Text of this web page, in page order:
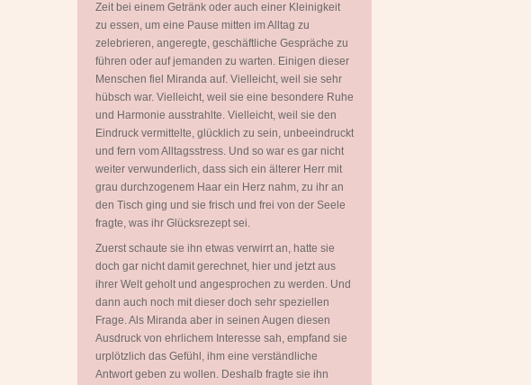
Zeit bei einem Getränk oder auch einer Kleinigkeit
zu essen, um eine Pause mitten im Alltag zu
zelebrieren, angeregte, geschäftliche Gespräche zu
führen oder auf jemanden zu warten. Einigen dieser
Menschen fiel Miranda auf. Vielleicht, weil sie sehr
hübsch war. Vielleicht, weil sie eine besondere Ruhe
und Harmonie ausstrahlte. Vielleicht, weil sie den
Eindruck vermittelte, glücklich zu sein, unbeeindruckt
und fern vom Alltagsstress. Und so war es gar nicht
weiter verwunderlich, dass sich ein älterer Herr mit
grau durchzogenem Haar ein Herz nahm, zu ihr an
den Tisch ging und sie frisch und frei von der Seele
fragte, was ihr Glücksrezept sei.
Zuerst schaute sie ihn etwas verwirrt an, hatte sie
doch gar nicht damit gerechnet, hier und jetzt aus
ihrer Welt geholt und angesprochen zu werden. Und
dann auch noch mit dieser doch sehr speziellen
Frage. Als Miranda aber in seinen Augen diesen
Ausdruck von ehrlichem Interesse sah, empfand sie
urplötzlich das Gefühl, ihm eine verständliche
Antwort geben zu wollen. Deshalb fragte sie ihn